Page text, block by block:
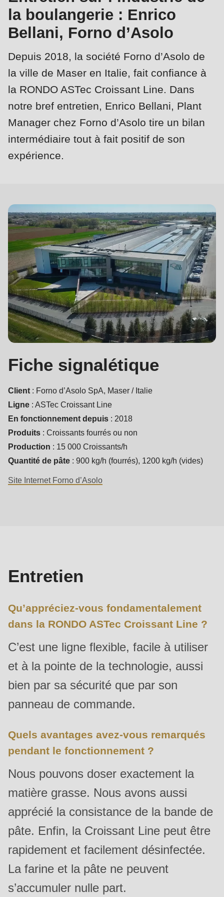
Events
deprecated
in
>Drupal\rondo_contact\
{closure}
()
(line
592
modules/custom/rondo_contact/src/ContactService.php
mb_substr():
Passing
null
to
parameter
#1
($string)
of
type
string
is
deprecated
in
Drupal\rondo_contact\ContactService-
>Drupal\rondo_contact\
{closure}
()
(line
592
modules/custom/rondo_contact/src/ContactService.php
to
#1
($string)
type
string
deprecated
in
>Drupal\rondo_contact\
{closure}
(line
597
modules/custom/rondo_contact/src/ContactService.php
Deprecated
function
Passing
la boulangerie : Enrico
Bellani, Forno d’Asolo
Depuis 2018, la société Forno d’Asolo de
la ville de Maser en Italie, fait confiance à
la RONDO ASTec Croissant Line. Dans
notre bref entretien, Enrico Bellani, Plant
Manager chez Forno d’Asolo tire un bilan
intermédiaire tout à fait positif de son
expérience.
signalétique
Fiche signalétique
Client : Forno d’Asolo SpA, Maser / Italie
Ligne : ASTec Croissant Line
En fonctionnement depuis : 2018
Produits : Croissants fourrés ou non
Production : 15 000 Croissants/h
Quantité de pâte : 900 kg/h (fourrés), 1200 kg/h (vides)
Site Internet Forno d’Asolo
Entretien
Qu’appréciez-vous fondamentalement
dans la RONDO ASTec Croissant Line ?
C’est une ligne flexible, facile à utiliser
et à la pointe de la technologie, aussi
bien par sa sécurité que par son
panneau de commande.
Quels avantages avez-vous remarqués
pendant le fonctionnement ?
Nous pouvons doser exactement la
matière grasse. Nous avons aussi
apprécié la consistance de la bande de
pâte. Enfin, la Croissant Line peut être
rapidement et facilement désinfectée.
La farine et la pâte ne peuvent
s’accumuler nulle part.